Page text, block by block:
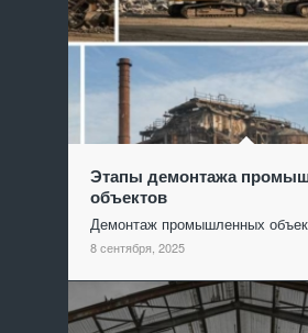
Этапы демонтажа
объектов
Демонтаж промышленных
8 сентября, 2025